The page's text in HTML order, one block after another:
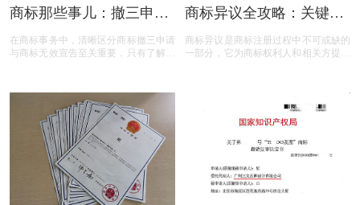
商标那些事儿：撤三申请
在商标事务中，清晰区分商标撤三申请
与商标无效宣告至关重要，只有了解它
上内容能帮助大家更好地理解这两个概
念，从而在商标相关事务中避免不必要
的损失和麻烦。
商标异议全攻略：关键问
商标异议是商标注册过程中不可或缺的
一部分，它为商标权利人和相关方提供
标准，从常见问题到成功率分析，全方
位解读商标异议的关键要点。无论您是
商标申请人还是潜在的异议人，本文都
商标保护的道路上更加得心应手。